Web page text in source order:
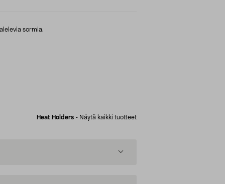
sormia.
Heat Holders - Näytä kaikki tuotteet